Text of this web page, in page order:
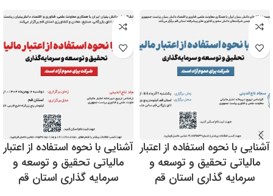
آشنایی با نحوه استفاده از اعتبار
مالیاتی تحقیق و توسعه و
سرمایه گذاری استان قم
آشنایی با نحوه استفاده از اعتبار
مالیاتی تحقیق و توسعه و
سرمایه گذاری استان قم